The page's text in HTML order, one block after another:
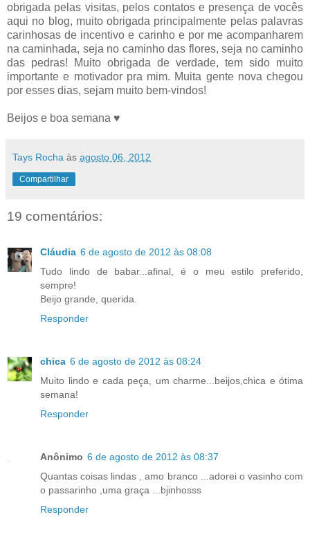
obrigada pelas visitas, pelos contatos e presença de vocês
aqui no blog, muito obrigada principalmente pelas palavras
carinhosas de incentivo e carinho e por me acompanharem
na caminhada, seja no caminho das flores, seja no caminho
das pedras! Muito obrigada de verdade, tem sido muito
importante e motivador pra mim. Muita gente nova chegou
por esses dias, sejam muito bem-vindos!
Beijos e boa semana ♥
Tays Rocha às agosto 06, 2012
Compartilhar
19 comentários:
Cláudia 6 de agosto de 2012 às 08:08
Tudo lindo de babar...afinal, é o meu estilo preferido,
sempre!
Beijo grande, querida.
Responder
chica 6 de agosto de 2012 às 08:24
Muito lindo e cada peça, um charme...beijos,chica e ótima
semana!
Responder
Anônimo 6 de agosto de 2012 às 08:37
Quantas coisas lindas , amo branco ...adorei o vasinho com
o passarinho ,uma graça ...bjinhosss
Responder